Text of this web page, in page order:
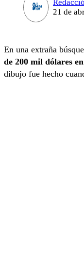
21 de
En una extraña
de 200 mil dólares
dibujo fue hecho